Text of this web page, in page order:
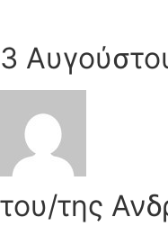
3
του/της